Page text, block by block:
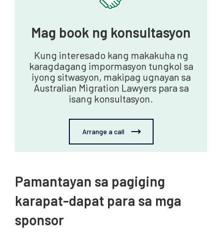
Mag book ng konsultasyon
Kung interesado kang makakuha ng
karagdagang impormasyon tungkol sa
iyong sitwasyon, makipag ugnayan sa
Australian Migration Lawyers para sa
isang konsultasyon.
Arrange a call
Pamantayan sa pagiging
karapat-dapat para sa mga
sponsor